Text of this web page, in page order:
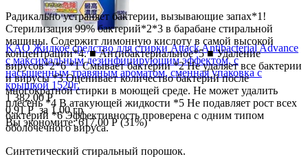
KAO Жидкое средство для стирки Attack Antibacterial Advance
с максимальным дезинфицирующим эффектом, с
насыщенным травяным ароматом, сменная упаковка с
крышкой 1520г.
1 382.00 Р
0.91 Рза 1.00 гр
Вы экономите:617.00 Р(31%)
Радикально устраняет бактерии, вызывающие запах*1!
Стерилизация 99% бактерий*2*3 в барабане стиральной
машины. Содержит лимонную кислоту в самой высокой
концентрации*4. ■ Антибактериальное*5 ■ Удаление
вирусов*2*6 *1 Смывает бактерии *2 Не удаляет все бактерии
и вирусы *3 Оценивает количество бактерий после
многократной стирки в моющей среде. Не может удалить
плесень *4 В атакующей жидкости *5 Не подавляет рост всех
бактерий *6 Эффективность проверена с одним типом
оболочечного вируса.
Синтетический стиральный порошок.